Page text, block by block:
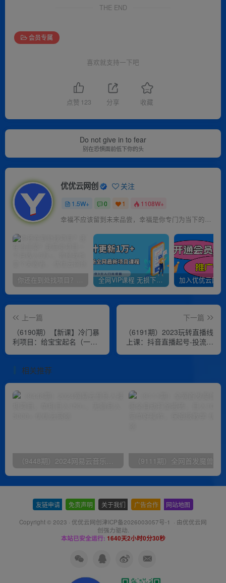
THE END
会员专属
喜欢就支持一下吧
点赞 123 分享 收藏
Do not give in to fear
别在恐惧面前低下你的头
优优云网创 关注
1.5W+ 0 1 1108W+
幸福不应该留到未来品尝，幸福是你专门为当下的自己所准备的
你还在到处找项目？还在当韭菜？我靠卖项目一个月收入5万+，曾经我也是个失败者。 全网VIP课程 无损下载~
上一篇
（6190期）【新课】冷门暴
利项目：给宝宝起名（一单
下一篇
（6191期）2023玩转直播线
上课：抖音直播起号-投流超
相关推荐
友链申请 免责声明 关于我们 广告合作 网站地图
Copyright © 2023 · 优优云网创津ICP备2026003057号-1 · 由优优云网
创强力驱动.
本站已安全运行: 1640天2小时0分31秒